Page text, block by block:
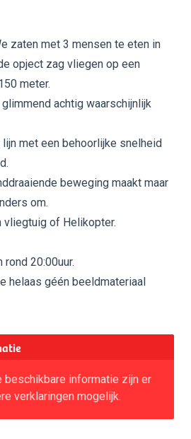
zaten met 3 mensen te eten in
opject zag vliegen op een
meter.
achtig waarschijnlijk
met een behoorlijke snelheid
beweging maakt maar
om.
vliegtuig of Helikopter.
20:00uur.
helaas géén beeldmateriaal
beschikbare informatie zijn er
verklaringen mogelijk.